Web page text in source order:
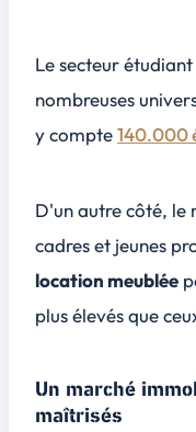
Le secteur
nombreuses
y compte140.000
D'un autre côté, le
cadres et jeunes
location meublée
plus élevés que
Un marché
maîtrisés